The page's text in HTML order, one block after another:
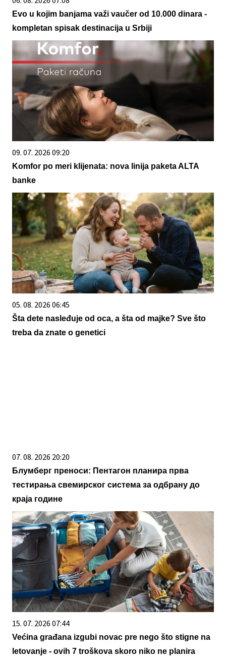
Evo u kojim banjama važi vaučer od 10.000 dinara -
kompletan spisak destinacija u Srbiji
09. 07. 2026 09:20
Komfor po meri klijenata: nova linija paketa ALTA
banke
05. 08. 2026 06:45
Šta dete nasleđuje od oca, a šta od majke? Sve što
treba da znate o genetici
07. 08. 2026 20:20
Блумберг преноси: Пентагон планира прва
тестирања свемирског система за одбрану до
краја године
15. 07. 2026 07:44
Većina građana izgubi novac pre nego što stigne na
letovanje - ovih 7 troškova skoro niko ne planira